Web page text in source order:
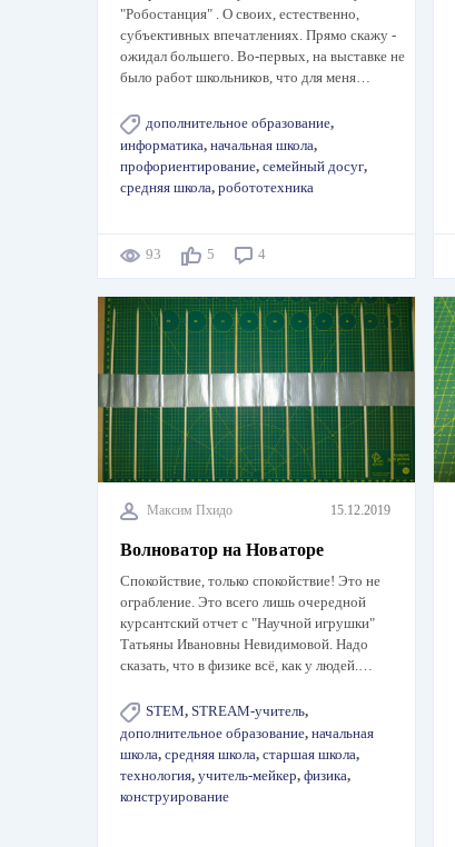
"Робостанция" . О своих, естественно,
субъективных впечатлениях. Прямо скажу -
ожидал большего. Во-первых, на выставке не
было работ школьников, что для меня…
дополнительное образование,
информатика, начальная школа,
профориентирование, семейный досуг,
средняя школа, робототехника
93 5 4
Максим Пхидо 15.12.2019
Волноватор на Новаторе
Спокойствие, только спокойствие! Это не
ограбление. Это всего лишь очередной
курсантский отчет с "Научной игрушки"
Татьяны Ивановны Невидимовой. Надо
сказать, что в физике всё, как у людей.…
STEM, STREAM-учитель,
дополнительное образование, начальная
школа, средняя школа, старшая школа,
технология, учитель-мейкер, физика,
конструирование